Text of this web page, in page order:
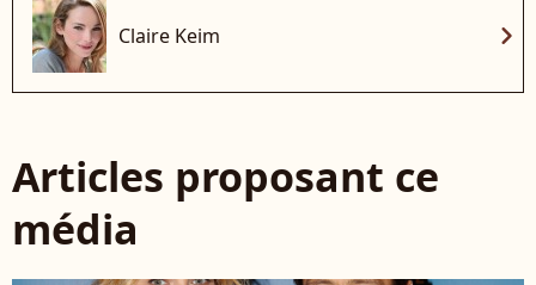
Claire Keim chevron_right
Articles proposant ce
média